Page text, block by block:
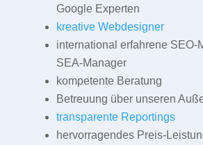
Google Experten
kreative Webdesigner
international erfahrene SEO-
SEA-Manager
kompetente Beratung
Betreuung über unseren
transparente Reportings
hervorragendes Preis-